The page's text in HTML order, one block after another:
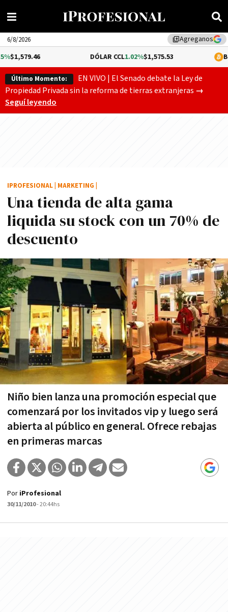
library_addAgreganos
6/8/2026
DÓLAR CCL1.02%$1,575.53 BITCOIN-
Último Momento:
EN VIVO | El Senado debate la Ley de
Propiedad Privada sin la reforma de tierras extranjeras →
Seguí leyendo
Una tienda de alta gama
liquida su stock con un 70% de
descuento
Niño bien lanza una promoción especial que
comenzará por los invitados vip y luego será
abierta al público en general. Ofrece rebajas
en primeras marcas
IPROFESIONAL MARKETING
Por iProfesional
30/11/2010- 20:44hs